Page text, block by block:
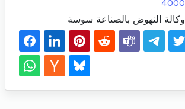
4000
وكالة النهوض بالصناعة سوسة